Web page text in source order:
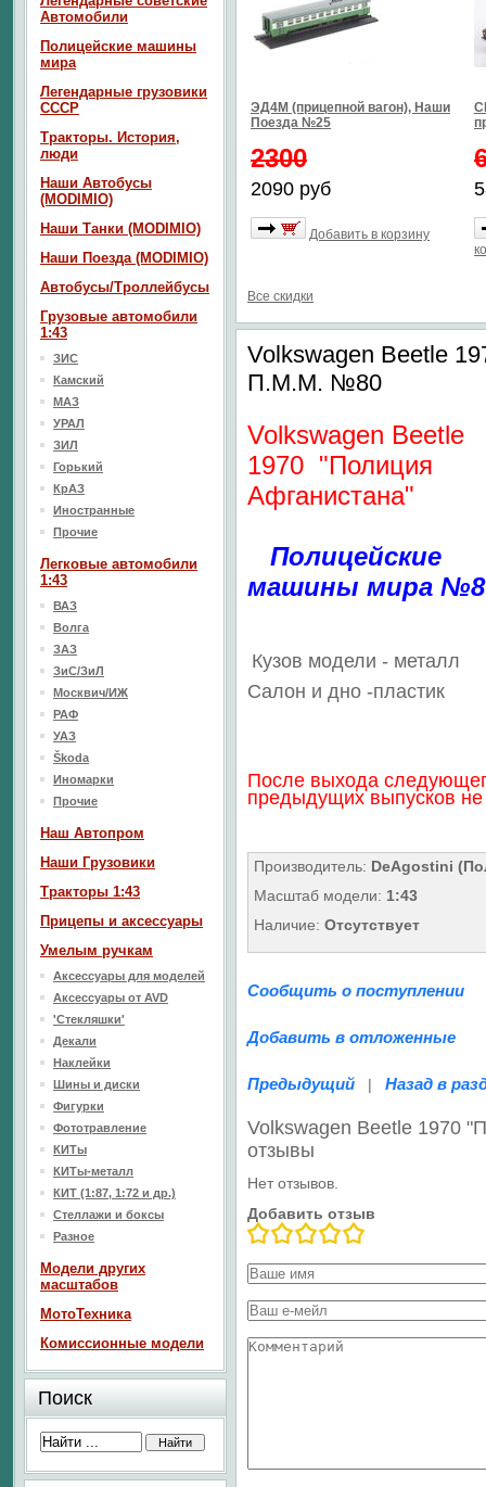
ЭД4М (прицепной вагон), Наши
Поезда №25
2300
2090 руб
Добавить в корзину
Все скидки
Volkswagen Beetle
П.М.М. №80
Volkswagen Beetle
1970 "Полиция
Афганистана"
Полицейские
машины мира
Кузов модели - металл
Салон и дно -пластик
После выхода
предыдущих выпусков не
Производитель: DeAgostini
Масштаб модели: 1:43
Наличие: Отсутствует
Сообщить о поступлении
Добавить в отложенные
Предыдущий | Назад в
Volkswagen Beetle 1970
отзывы
Нет отзывов.
Добавить отзыв
Автомобили
Полицейские машины
мира
Легендарные грузовики
СССР
Тракторы. История,
люди
Наши Автобусы
(MODIMIO)
Наши Танки (MODIMIO)
Наши Поезда (MODIMIO)
Автобусы/Троллейбусы
Грузовые автомобили
1:43
ЗИС
Камский
МАЗ
УРАЛ
ЗИЛ
Горький
КрАЗ
Иностранные
Прочие
Легковые автомобили
1:43
ВАЗ
Волга
ЗАЗ
ЗиС/ЗиЛ
Москвич/ИЖ
РАФ
УАЗ
Škoda
Иномарки
Прочие
Наш Aвтопром
Наши Грузовики
Тракторы 1:43
Прицепы и аксессуары
Умелым ручкам
Аксессуары для моделей
Аксессуары от AVD
'Стекляшки'
Декали
Наклейки
Шины и диски
Фигурки
Фототравление
КИТы
КИТы-металл
КИТ (1:87, 1:72 и др.)
Стеллажи и боксы
Разное
Модели других
масштабов
МотоТехника
Комиссионные модели
Поиск